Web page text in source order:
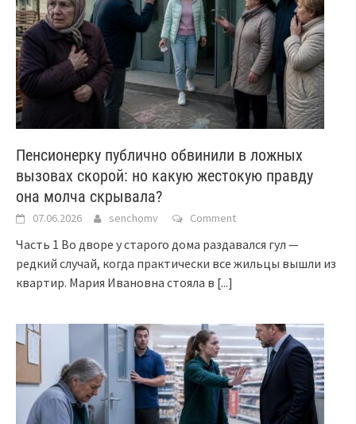
Пенсионерку публично обвинили в ложных
вызовах скорой: но какую жестокую правду
она молча скрывала?
07.06.2026 senchomv Comment
Часть 1 Во дворе у старого дома раздавался гул —
редкий случай, когда практически все жильцы вышли из
квартир. Мария Ивановна стояла в [...]